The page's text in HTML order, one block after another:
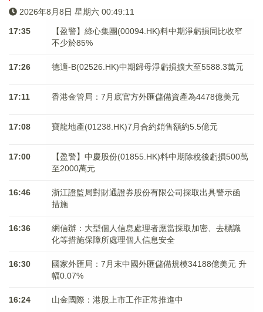
2026年8月8日 星期六 00:49:12
17:35
【盈警】綠心集團(00094.HK)料中期淨虧損同比收窄
不少於85%
17:26 德適-B(02526.HK)中期歸母淨虧損擴大至5588.3萬元
17:11 香港金管局：7月底官方外匯儲備資產為4478億美元
17:08 寶龍地產(01238.HK)7月合約銷售額約5.5億元
17:00
【盈警】中慶股份(01855.HK)料中期除稅後虧損500萬
至2000萬元
16:46
浙江證監局對財通證券股份有限公司採取出具警示函
措施
16:36
網信辦：大型個人信息處理者應當採取加密、去標識
化等措施保障所處理個人信息安全
16:30
國家外匯局：7月末中國外匯儲備規模34188億美元 升
幅0.07%
16:24 山金國際：港股上市工作正常推進中